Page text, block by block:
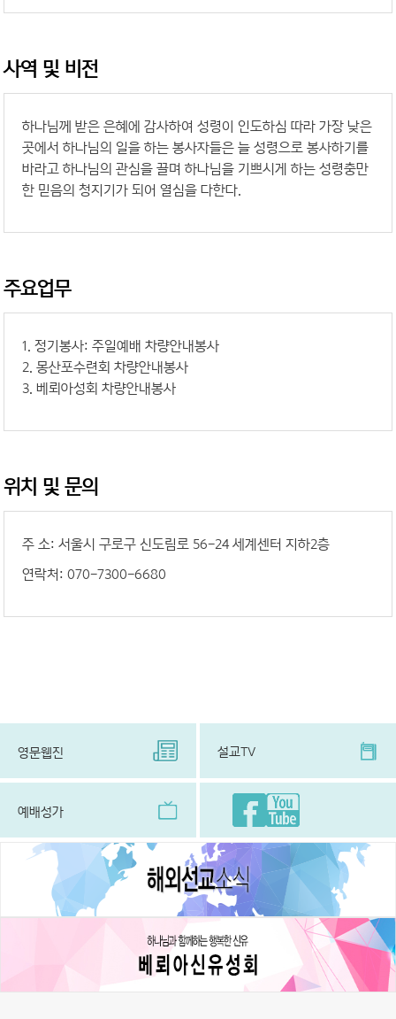
사역 및 비전
하나님께 받은 은혜에 감사하여 성령이 인도하심 따라 가장 낮은
곳에서 하나님의 일을 하는 봉사자들은 늘 성령으로 봉사하기를
바라고 하나님의 관심을 끌며 하나님을 기쁘시게 하는 성령충만
한 믿음의 청지기가 되어 열심을 다한다.
주요업무
1. 정기봉사: 주일예배 차량안내봉사
2. 몽산포수련회 차량안내봉사
3. 베뢰아성회 차량안내봉사
위치 및 문의
주 소: 서울시 구로구 신도림로 56-24 세계센터 지하2층
연락처: 070-7300-6680
영문웹진 설교TV
예배성가